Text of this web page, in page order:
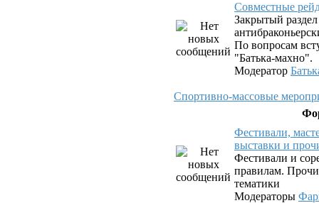
Совместные
Закрытый
По вопросам
"Батька-махно".
Модератор
Спортивно-массовые
Фестивали,
выставки и
Фестивали и
правилам.
тематики
Модераторы